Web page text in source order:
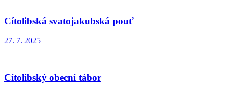
Cítolibská svatojakubská pouť
27. 7. 2025
Cítolibský obecní tábor